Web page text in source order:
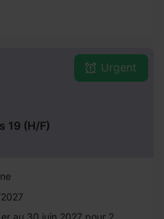
19 (H/F)
Urgent
au 30 juin 2027 pour 2